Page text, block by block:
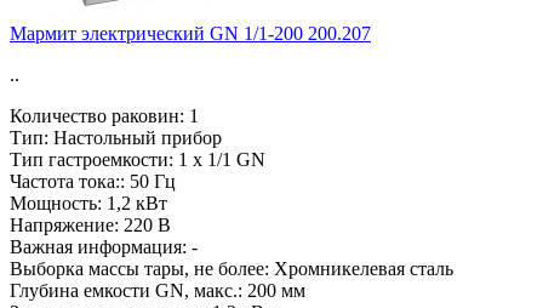
Мармит электрический GN 1/1-200 200.207
..
Количество раковин: 1
Тип: Настольный прибор
Тип гастроемкости: 1 x 1/1 GN
Частота тока:: 50 Гц
Мощность: 1,2 кВт
Напряжение: 220 В
Важная информация: -
Выборка массы тары, не более: Хромникелевая сталь
Глубина емкости GN, макс.: 200 мм